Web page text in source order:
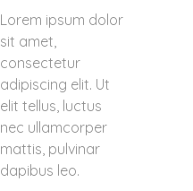
Lorem ipsum dolor
sit amet,
consectetur
adipiscing elit. Ut
elit tellus, luctus
nec ullamcorper
mattis, pulvinar
dapibus leo.